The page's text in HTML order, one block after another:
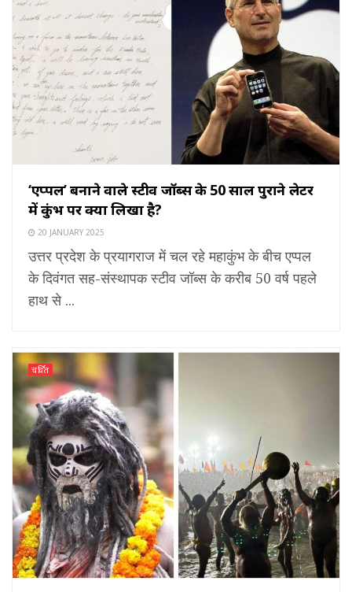
‘एप्पल’ बनाने वाले स्टीव जॉब्स के 50 साल पुराने लेटर
में कुंभ पर क्या लिखा है?
20 JANUARY 2025
उत्तर प्रदेश के प्रयागराज में चल रहे महाकुंभ के बीच एप्पल
के दिवंगत सह-संस्थापक स्टीव जॉब्स के करीब 50 वर्ष पहले
हाथ से ...
चर्चित